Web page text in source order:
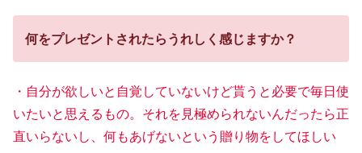
何をプレゼントされたらうれしく感じますか？
・自分が欲しいと自覚していないけど貰うと必要で毎日使
いたいと思えるもの。それを見極められないんだったら正
直いらないし、何もあげないという贈り物をしてほしい